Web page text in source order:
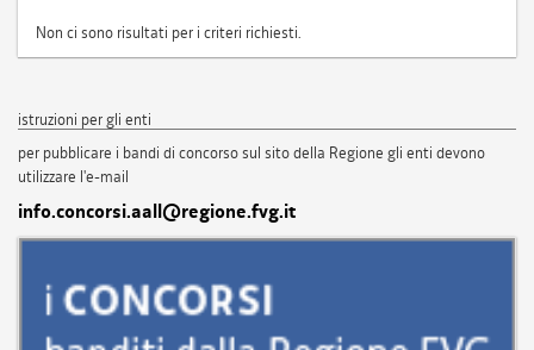
Non ci sono risultati per i criteri richiesti.
istruzioni per gli enti
per pubblicare i bandi di concorso sul sito della Regione gli enti devono
utilizzare l'e-mail
info.concorsi.aall@regione.fvg.it